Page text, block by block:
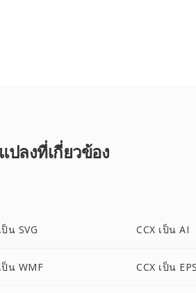
ปลงที่เกี่ยวข้อง
ป็น SVG CCX เป็น AI
ป็น WMF CCX เป็น